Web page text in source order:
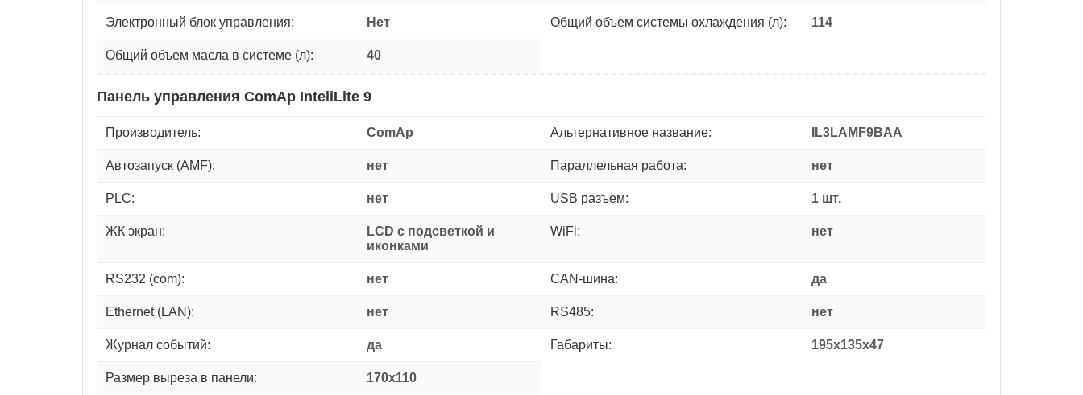
Электронный блок управления: Нет Общий объем системы охлаждения (л): 114
Общий объем масла в системе (л): 40
Панель управления ComAp InteliLite 9
Производитель: ComAp Альтернативное название: IL3LAMF9BAA
Автозапуск (AMF): нет Параллельная работа: нет
PLC: нет USB разъем: 1 шт.
ЖК экран:
LCD с подсветкой и
иконками
WiFi: нет
RS232 (com): нет CAN-шина: да
Ethernet (LAN): нет RS485: нет
Журнал событий: да Габариты: 195x135x47
Размер выреза в панели: 170x110